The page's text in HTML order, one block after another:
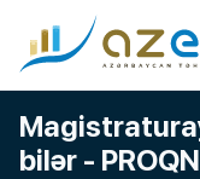
bilər -